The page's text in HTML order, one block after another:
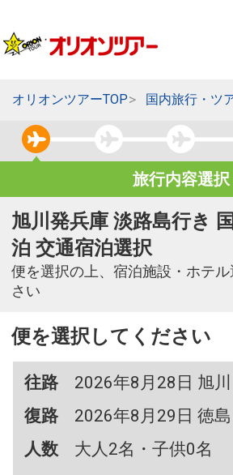
オリオンツアーTOP 国内旅行・ツ
旅行内容選択
旭川発兵庫 淡路島行き
泊 交通宿泊選択
便を選択の上、宿泊施設・ホテ
さい
便を選択してください
往路
2026年8月28日 旭
復路
2026年8月29日 徳
人数
大人2名・子供0名